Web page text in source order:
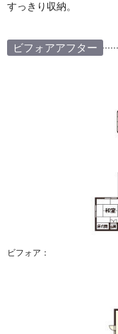
すっきり収納。
ビフォアアフター
ビフォア：